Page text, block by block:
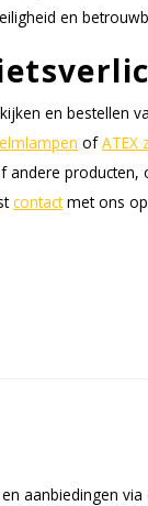
en
en bestellen
ofATEX
andere
contactmet ons op
aanbiedingen via